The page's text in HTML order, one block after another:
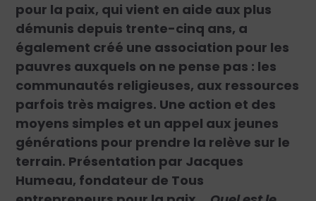
pour la paix, qui vient en aide aux plus
démunis depuis trente-cinq ans, a
également créé une association pour les
pauvres auxquels on ne pense pas : les
communautés religieuses, aux ressources
parfois très maigres. Une action et des
moyens simples et un appel aux jeunes
générations pour prendre la relève sur le
terrain. Présentation par Jacques
Humeau, fondateur de Tous